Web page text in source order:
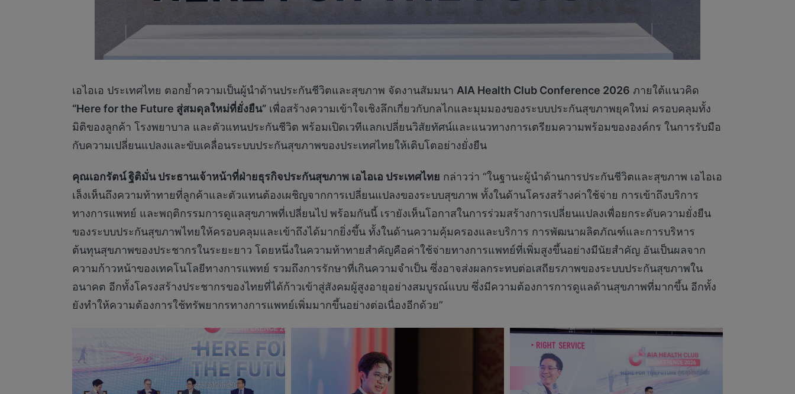
เอไอเอ ประเทศไทย ตอกย้ำความเป็นผู้นำด้านประกันชีวิตและสุขภาพ จัดงานสัมมนา AIA Health Club Conference 2026 ภายใต้แนวคิด
“Here for the Future สู่สมดุลใหม่ที่ยั่งยืน” เพื่อสร้างความเข้าใจเชิงลึกเกี่ยวกับกลไกและมุมมองของระบบประกันสุขภาพยุคใหม่ ครอบคลุมทั้ง
มิติของลูกค้า โรงพยาบาล และตัวแทนประกันชีวิต พร้อมเปิดเวทีแลกเปลี่ยนวิสัยทัศน์และแนวทางการเตรียมความพร้อมขององค์กร ในการรับมือ
กับความเปลี่ยนแปลงและขับเคลื่อนระบบประกันสุขภาพของประเทศไทยให้เติบโตอย่างยั่งยืน
คุณเอกรัตน์ ฐิติมั่น ประธานเจ้าหน้าที่ฝ่ายธุรกิจประกันสุขภาพ เอไอเอ ประเทศไทย กล่าวว่า “ในฐานะผู้นำด้านการประกันชีวิตและสุขภาพ เอไอเอ
เล็งเห็นถึงความท้าทายที่ลูกค้าและตัวแทนต้องเผชิญจากการเปลี่ยนแปลงของระบบสุขภาพ ทั้งในด้านโครงสร้างค่าใช้จ่าย การเข้าถึงบริการ
ทางการแพทย์ และพฤติกรรมการดูแลสุขภาพที่เปลี่ยนไป พร้อมกันนี้ เรายังเห็นโอกาสในการร่วมสร้างการเปลี่ยนแปลงเพื่อยกระดับความยั่งยืน
ของระบบประกันสุขภาพไทยให้ครอบคลุมและเข้าถึงได้มากยิ่งขึ้น ทั้งในด้านความคุ้มครองและบริการ การพัฒนาผลิตภัณฑ์และการบริหาร
ต้นทุนสุขภาพของประชากรในระยะยาว โดยหนึ่งในความท้าทายสำคัญคือค่าใช้จ่ายทางการแพทย์ที่เพิ่มสูงขึ้นอย่างมีนัยสำคัญ อันเป็นผลจาก
ความก้าวหน้าของเทคโนโลยีทางการแพทย์ รวมถึงการรักษาที่เกินความจำเป็น ซึ่งอาจส่งผลกระทบต่อเสถียรภาพของระบบประกันสุขภาพใน
อนาคต อีกทั้งโครงสร้างประชากรของไทยที่ได้ก้าวเข้าสู่สังคมผู้สูงอายุอย่างสมบูรณ์แบบ ซึ่งมีความต้องการการดูแลด้านสุขภาพที่มากขึ้น อีกทั้ง
ยังทำให้ความต้องการใช้ทรัพยากรทางการแพทย์เพิ่มมากขึ้นอย่างต่อเนื่องอีกด้วย”